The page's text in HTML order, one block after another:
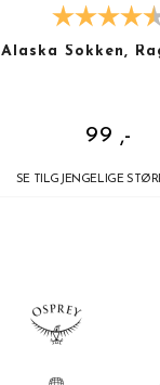
Alaska Sokken,
99 ,-
SE TILGJENGELIGE